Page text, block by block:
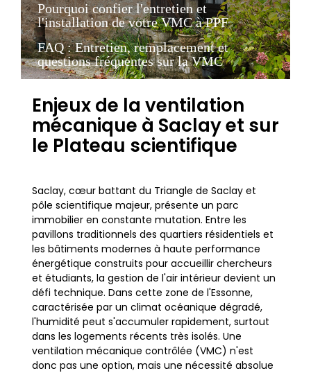
Pourquoi confier l'entretien et
l'installation de votre VMC à PPF
FAQ : Entretien, remplacement et
questions fréquentes sur la VMC
Enjeux de la ventilation
mécanique à Saclay et sur
le Plateau scientifique
Saclay, cœur battant du Triangle de Saclay et
pôle scientifique majeur, présente un parc
immobilier en constante mutation. Entre les
pavillons traditionnels des quartiers résidentiels et
les bâtiments modernes à haute performance
énergétique construits pour accueillir chercheurs
et étudiants, la gestion de l'air intérieur devient un
défi technique. Dans cette zone de l'Essonne,
caractérisée par un climat océanique dégradé,
l'humidité peut s'accumuler rapidement, surtout
dans les logements récents très isolés. Une
ventilation mécanique contrôlée (VMC) n'est
donc pas une option, mais une nécessité absolue